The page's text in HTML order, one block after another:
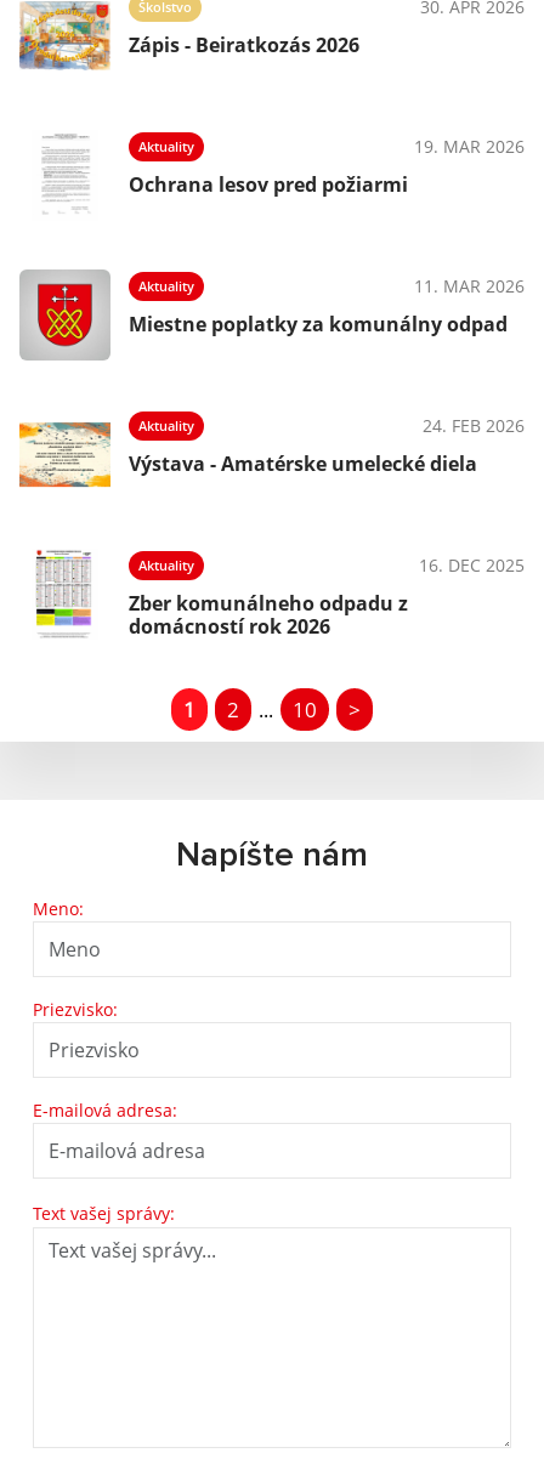
Školstvo 30. APR 2026
Zápis - Beiratkozás 2026
Aktuality 19. MAR 2026
Ochrana lesov pred požiarmi
Aktuality 11. MAR 2026
Miestne poplatky za komunálny odpad
Aktuality 24. FEB 2026
Výstava - Amatérske umelecké diela
Aktuality 16. DEC 2025
Zber komunálneho odpadu z
domácností rok 2026
1 2 ... 10 >
Napíšte nám
Meno:
Priezvisko:
E-mailová adresa:
Text vašej správy: